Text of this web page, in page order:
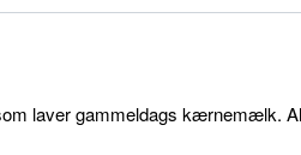
laver gammeldags kærnemælk.